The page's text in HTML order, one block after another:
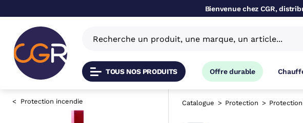
Bienvenue chez CGR,
TOUS NOS PRODUITS Offre durable
Protection incendie Catalogue Protection